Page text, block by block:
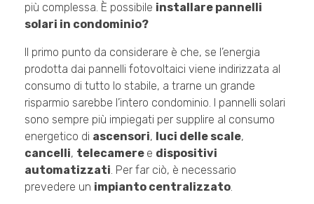
più complessa. È possibile installare pannelli
solari in condominio?
Il primo punto da considerare è che, se l’energia
prodotta dai pannelli fotovoltaici viene indirizzata al
consumo di tutto lo stabile, a trarne un grande
risparmio sarebbe l’intero condominio. I pannelli solari
sono sempre più impiegati per supplire al consumo
energetico di ascensori, luci delle scale,
cancelli, telecamere e dispositivi
automatizzati. Per far ciò, è necessario
prevedere un impianto centralizzato.